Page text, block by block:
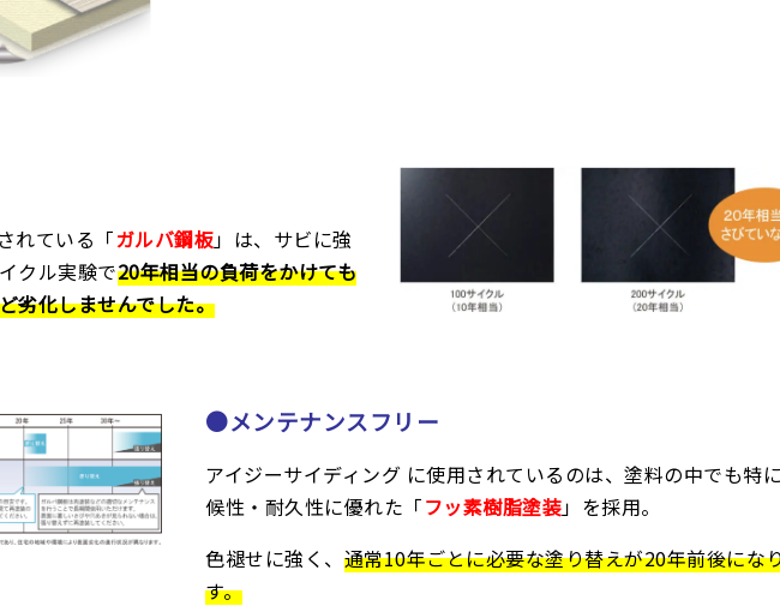
れている「ガルバ鋼板」は、サビに強
クル実験で20年相当の負荷をかけても
劣化しませんでした。
●メンテナンスフリー
アイジーサイディング に使用されているのは、塗料の中でも特
候性・耐久性に優れた「フッ素樹脂塗装」を採用。
色褪せに強く、 通常10年ごとに必要な塗り替えが20年前後にな
す。